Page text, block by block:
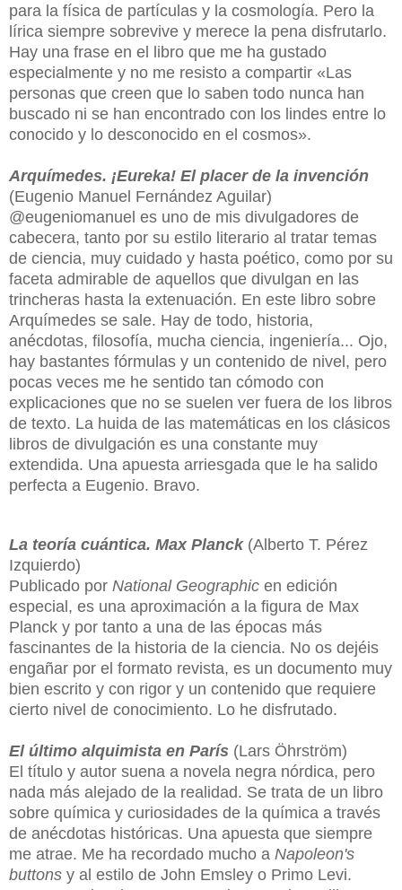
para la física de partículas y la cosmología. Pero la
lírica siempre sobrevive y merece la pena disfrutarlo.
Hay una frase en el libro que me ha gustado
especialmente y no me resisto a compartir «Las
personas que creen que lo saben todo nunca han
buscado ni se han encontrado con los lindes entre lo
conocido y lo desconocido en el cosmos».
Arquímedes. ¡Eureka! El placer de la invención
(Eugenio Manuel Fernández Aguilar)
@eugeniomanuel es uno de mis divulgadores de
cabecera, tanto por su estilo literario al tratar temas
de ciencia, muy cuidado y hasta poético, como por su
faceta admirable de aquellos que divulgan en las
trincheras hasta la extenuación. En este libro sobre
Arquímedes se sale. Hay de todo, historia,
anécdotas, filosofía, mucha ciencia, ingeniería... Ojo,
hay bastantes fórmulas y un contenido de nivel, pero
pocas veces me he sentido tan cómodo con
explicaciones que no se suelen ver fuera de los libros
de texto. La huida de las matemáticas en los clásicos
libros de divulgación es una constante muy
extendida. Una apuesta arriesgada que le ha salido
perfecta a Eugenio. Bravo.
La teoría cuántica. Max Planck(Alberto T. Pérez
Izquierdo)
Publicado por National Geographic en edición
especial, es una aproximación a la figura de Max
Planck y por tanto a una de las épocas más
fascinantes de la historia de la ciencia. No os dejéis
engañar por el formato revista, es un documento muy
bien escrito y con rigor y un contenido que requiere
cierto nivel de conocimiento. Lo he disfrutado.
El último alquimista en París (Lars Öhrström)
El título y autor suena a novela negra nórdica, pero
nada más alejado de la realidad. Se trata de un libro
sobre química y curiosidades de la química a través
de anécdotas históricas. Una apuesta que siempre
me atrae. Me ha recordado mucho a Napoleon's
buttons y al estilo de John Emsley o Primo Levi.